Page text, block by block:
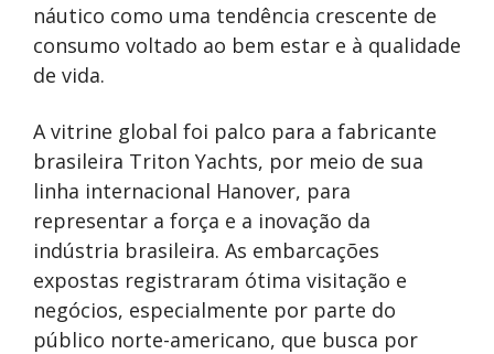
náutico como uma tendência crescente de
consumo voltado ao bem estar e à qualidade
de vida.
A vitrine global foi palco para a fabricante
brasileira Triton Yachts, por meio de sua
linha internacional Hanover, para
representar a força e a inovação da
indústria brasileira. As embarcações
expostas registraram ótima visitação e
negócios, especialmente por parte do
público norte-americano, que busca por